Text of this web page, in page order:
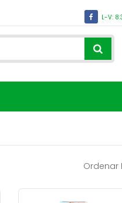
L-V:
Ordenar